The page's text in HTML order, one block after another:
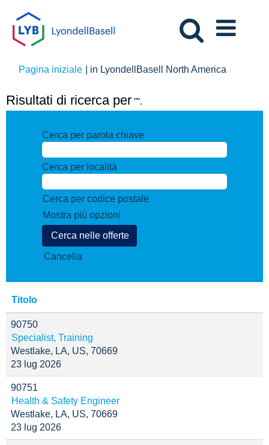
Pagina iniziale in LyondellBasell North America
Risultati di ricerca per "".
Cerca per parola chiave
Cerca per località
Cerca per codice postale
Mostra più opzioni
Cancella
Titolo
90750
Specialist, Training
Westlake, LA, US, 70669
23 lug 2026
90751
Health & Safety Engineer
Westlake, LA, US, 70669
23 lug 2026